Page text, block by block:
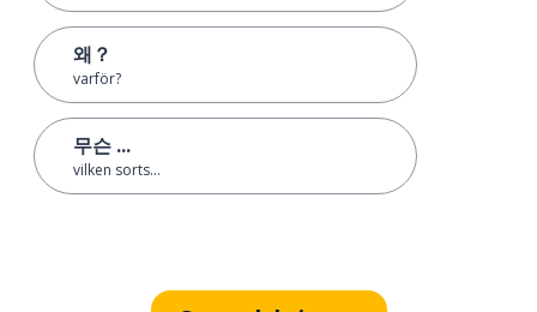
왜？
varför?
무슨 ...
vilken sorts...